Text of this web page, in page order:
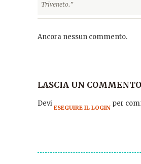
Triveneto.”
Ancora nessun commento.
LASCIA UN COMMENTO
Devi ESEGUIRE IL LOGIN per